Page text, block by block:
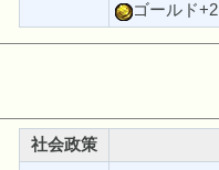
ゴールド+2
社会政策